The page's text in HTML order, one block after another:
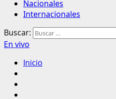
Nacionales
Internacionales
Buscar:
En vivo
Inicio